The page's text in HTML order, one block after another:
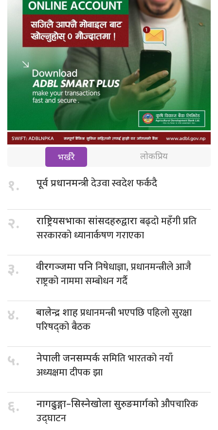
भर्खरै लोकप्रिय
१. पूर्व प्रधानमन्त्रीदेउवा स्वदेश फर्कदै
२. राष्ट्रियसभाका सांसदहरुद्वाराबढ्दो महँगी प्रति
सरकारको ध्यानार्कषण गराएका
३. वीरगञ्जमा पनिनिषेधाज्ञा, प्रधानमन्त्रीले आजै
राष्ट्रको नाममा सम्बोधन गर्दै
४. बालेन्द्र शाहप्रधानमन्त्री भएपछि पहिलो सुरक्षा
परिषद्को बैठक
५. नेपाली जनसम्पर्कसमिति भारतको नयाँ
अध्यक्षमा दीपक झा
६. नागढुङ्गा–सिस्नेखोला सुरुङमार्गकोऔपचारिक
उद्घाटन